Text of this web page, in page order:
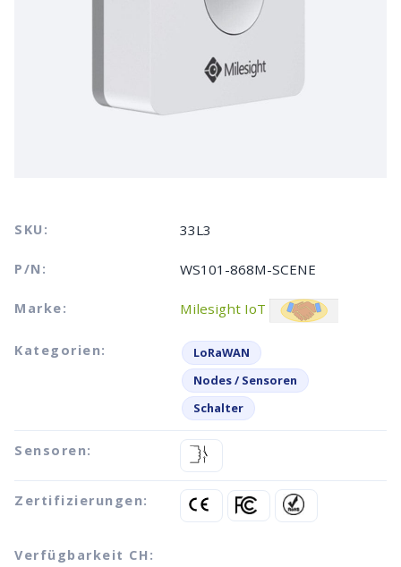
SKU: 33L3
P/N: WS101-868M-SCENE
Marke: Milesight IoT
Kategorien:
LoRaWAN
Nodes / Sensoren
Schalter
Sensoren:
Zertifizierungen:
Verfügbarkeit CH: